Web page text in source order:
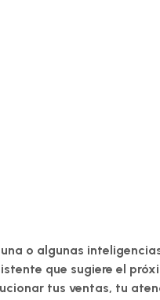
o algunas
que sugiere el
tus ventas, tu